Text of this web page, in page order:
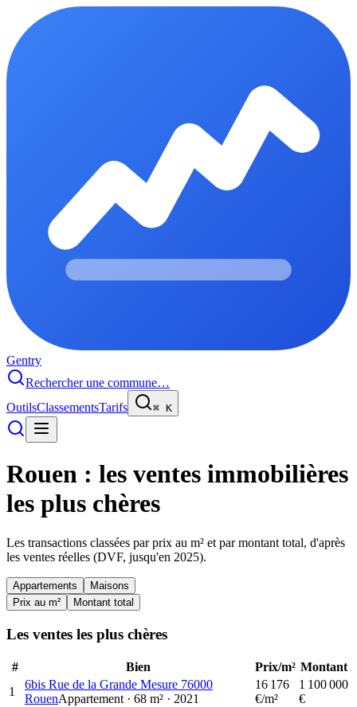
Gentry
Rechercher une commune…
OutilsClassementsTarifs ⌘ K
Rouen : les ventes immobilières
les plus chères
Les transactions classées par prix au m² et par montant total, d'après
les ventes réelles (DVF, jusqu'en 2025).
Appartements
Maisons
Prix au m²
Montant total
Les ventes les plus chères
# Bien Prix/m² Montant
1
6bis Rue de la Grande Mesure 76000
RouenAppartement · 68 m² · 2021
16 176
€/m²
1 100 000
€